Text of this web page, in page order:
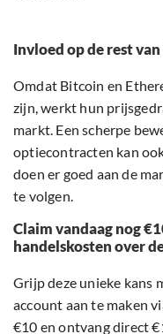
Invloed op de rest
Omdat Bitcoin en
zijn, werkt hun
markt. Een scherpe
optiecontracten kan
doen er goed aan de
te volgen.
Claim vandaag nog
handelskosten over
Grijp deze unieke kans
account aan te maken
€10 en ontvang direct